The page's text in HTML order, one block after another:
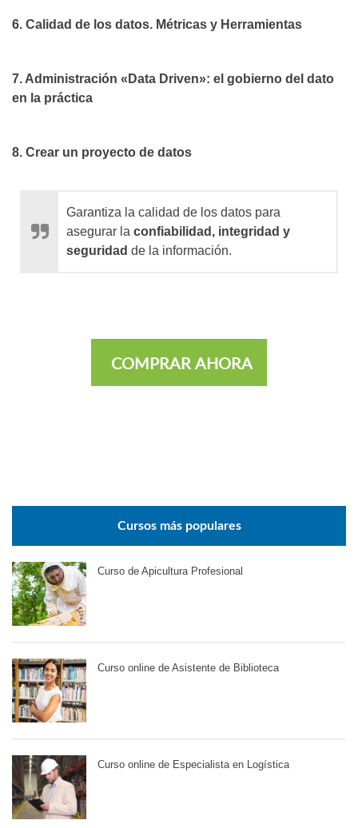
6. Calidad de los datos. Métricas y Herramientas
7. Administración «Data Driven»: el gobierno del dato
en la práctica
8. Crear un proyecto de datos
Garantiza la calidad de los datos para
asegurar la confiabilidad, integridad y
seguridad de la información.
COMPRAR AHORA
Cursos más populares
Curso de Apicultura Profesional
Curso online de Asistente de Biblioteca
Curso online de Especialista en Logística